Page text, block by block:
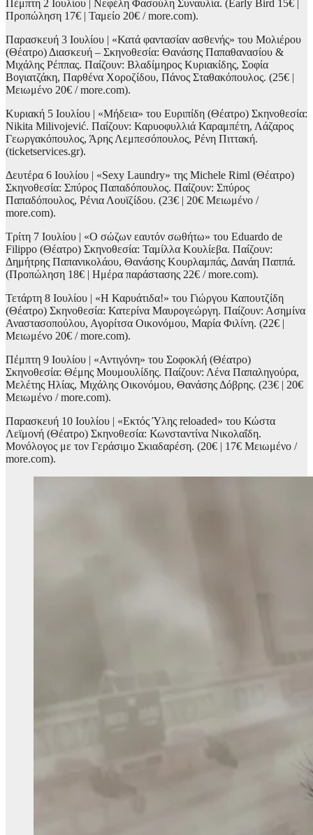
Πέμπτη 2 Ιουλίου | Νεφέλη Φασούλη Συναυλία. (Early Bird 15€ |
Προπώληση 17€ | Ταμείο 20€ / more.com).
Παρασκευή 3 Ιουλίου | «Κατά φαντασίαν ασθενής» του Μολιέρου
(Θέατρο) Διασκευή – Σκηνοθεσία: Θανάσης Παπαθανασίου &
Μιχάλης Ρέππας. Παίζουν: Βλαδίμηρος Κυριακίδης, Σοφία
Βογιατζάκη, Παρθένα Χοροζίδου, Πάνος Σταθακόπουλος. (25€ |
Μειωμένο 20€ / more.com).
Κυριακή 5 Ιουλίου | «Μήδεια» του Ευριπίδη (Θέατρο) Σκηνοθεσία:
Nikita Milivojević. Παίζουν: Καρυοφυλλιά Καραμπέτη, Λάζαρος
Γεωργακόπουλος, Άρης Λεμπεσόπουλος, Ρένη Πιττακή.
(ticketservices.gr).
Δευτέρα 6 Ιουλίου | «Sexy Laundry» της Michele Riml (Θέατρο)
Σκηνοθεσία: Σπύρος Παπαδόπουλος. Παίζουν: Σπύρος
Παπαδόπουλος, Ρένια Λουϊζίδου. (23€ | 20€ Μειωμένο /
more.com).
Τρίτη 7 Ιουλίου | «Ο σώζων εαυτόν σωθήτω» του Eduardo de
Filippo (Θέατρο) Σκηνοθεσία: Ταμίλλα Κουλίεβα. Παίζουν:
Δημήτρης Παπανικολάου, Θανάσης Κουρλαμπάς, Δανάη Παππά.
(Προπώληση 18€ | Ημέρα παράστασης 22€ / more.com).
Τετάρτη 8 Ιουλίου | «Η Καρυάτιδα!» του Γιώργου Καπουτζίδη
(Θέατρο) Σκηνοθεσία: Κατερίνα Μαυρογεώργη. Παίζουν: Ασημίνα
Αναστασοπούλου, Αγορίτσα Οικονόμου, Μαρία Φιλίνη. (22€ |
Μειωμένο 20€ / more.com).
Πέμπτη 9 Ιουλίου | «Αντιγόνη» του Σοφοκλή (Θέατρο)
Σκηνοθεσία: Θέμης Μουμουλίδης. Παίζουν: Λένα Παπαληγούρα,
Μελέτης Ηλίας, Μιχάλης Οικονόμου, Θανάσης Δόβρης. (23€ | 20€
Μειωμένο / more.com).
Παρασκευή 10 Ιουλίου | «Εκτός Ύλης reloaded» του Κώστα
Λεϊμονή (Θέατρο) Σκηνοθεσία: Κωνσταντίνα Νικολαΐδη.
Μονόλογος με τον Γεράσιμο Σκιαδαρέση. (20€ | 17€ Μειωμένο /
more.com).